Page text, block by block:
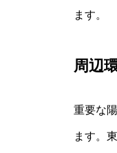
ます。
周辺
重要な
ます。